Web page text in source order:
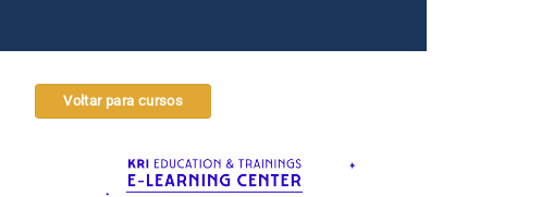
Voltar para cursos